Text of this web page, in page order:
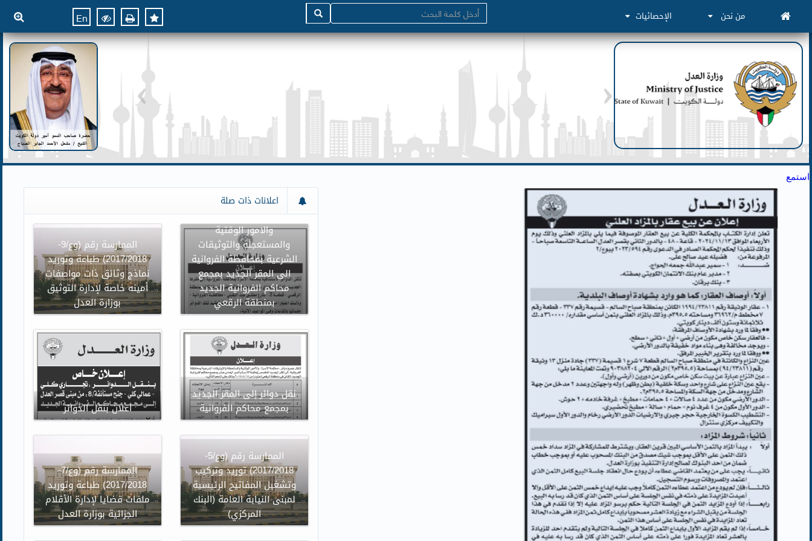
من نحن الإحصائيات En
استمع
اعلانات ذات صلة
الممارسة رقم (وع/9-
2017/2018) طباعة وتوريد
نماذج وثائق ذات مواصفات
أمينه خاصة لإدارة التوثيق
بوزارة العدل
إعلان من وزارة العدل بنقل
جميع دوائر محكمة الاسرة
والامور الوقتية
والمستعجلة والتوثيقات
الشرعية بمحافظة الفروانية
الى المقر الجديد بمجمع
محاكم الفروانية الجديد
بمنطقة الرقعي
اعلان بنقل الدوائر
نقل دوائر إلى المقر الجديد
بمجمع محاكم الفروانية
الممارسة رقم (وع/7-
2017/2018) طباعة وتوريد
ملفات قضايا لإدارة الأقلام
الجزائية بوزارة العدل
الممارسة رقم (وع/5-
2017/2018) توريد وتركيب
وتشغيل المفاتيح الرئيسية
لمبنى النيابة العامة (البنك
المركزي)